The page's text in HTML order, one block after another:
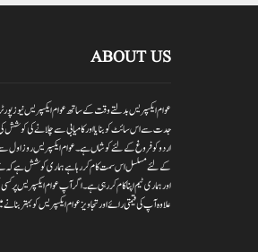
ABOUT US
جدت سے اس سائٹ کو بنایا اور کامیابی سے چلانے کی
اردو کو فروغ کے لئے کوشاں ہے۔عوام ایکسپریس روز اول سے
کے لئے مسلسل اس سمت کام کر رہا ہے ہماری کوشش ہے کہ نئے
اور ہماری ٹیم اپنا کام کر رہی ہے۔اگر آپ عوام ایکسپریس
علاوہ آپ کی قیمتی رائے اور تجاویز عوام ایکسپریس کو بہتر